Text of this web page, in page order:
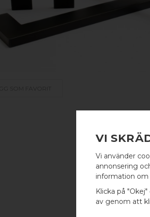
VI
Vi använder
annonsering
information om
Klicka på
av genom att